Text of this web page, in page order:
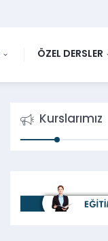
ÖZEL DERSLER
Kurslarımız